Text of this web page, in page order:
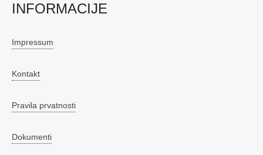
INFORMACIJE
Impressum
Kontakt
Pravila prvatnosti
Dokumenti